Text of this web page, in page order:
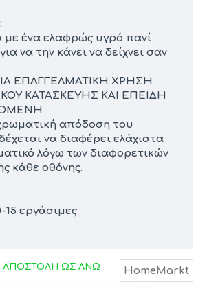
ένα ελαφρώς υγρό πανί
να την κάνει να δείχνει σαν
ΕΠΑΓΓΕΛΜΑΤΙΚΗ ΧΡΗΣΗ
ΚΑΤΑΣΚΕΥΗΣ ΚΑΙ ΕΠΕΙΔΗ
απόδοση του
να διαφέρει ελάχιστα
λόγω των διαφορετικών
κάθε οθόνης.
εργάσιμες
ΑΠΟΣΤΟΛΗ ΩΣ ΑΝΩ HomeMarkt